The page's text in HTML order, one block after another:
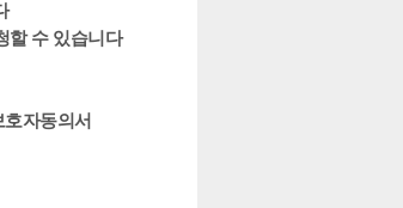
할 수 있습니다
호자동의서